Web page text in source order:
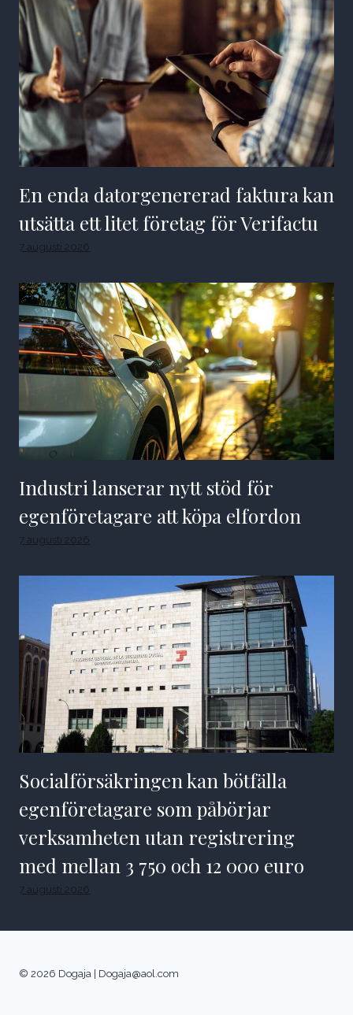
En enda datorgenererad faktura kan
utsätta ett litet företag för Verifactu
7 augusti 2026
Industri lanserar nytt stöd för
egenföretagare att köpa elfordon
7 augusti 2026
Socialförsäkringen kan bötfälla
egenföretagare som påbörjar
verksamheten utan registrering
med mellan 3 750 och 12 000 euro
7 augusti 2026
© 2026 Dogaja | Dogaja@aol.com